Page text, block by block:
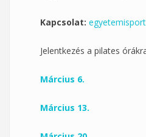
Kapcsolat:
Jelentkezés a pilates
Március 6.
Március 13.